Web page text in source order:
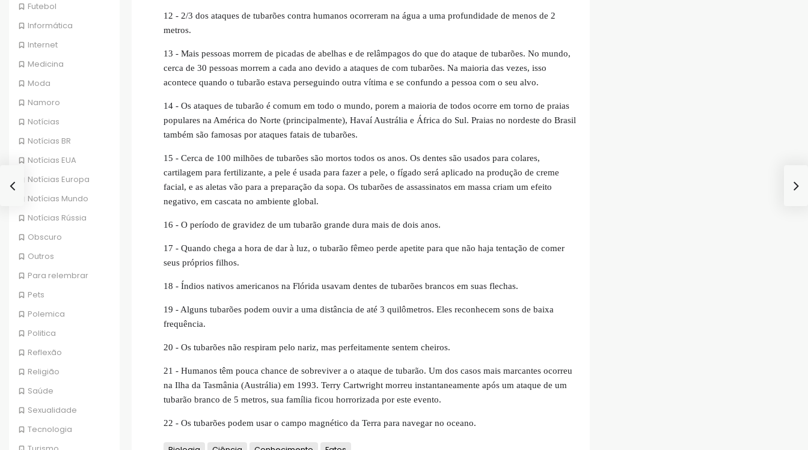
Futebol
Informática
Internet
Medicina
Moda
Namoro
Notícias
Notícias BR
Notícias EUA
Notícias Europa
Notícias Mundo
Notícias Rússia
Obscuro
Outros
Para relembrar
Pets
Polemica
Politica
Reflexão
Religião
Saúde
Sexualidade
Tecnologia
12 - 2/3 dos ataques de tubarões contra humanos ocorreram na água a uma profundidade de menos de 2
metros.
13 - Mais pessoas morrem de picadas de abelhas e de relâmpagos do que do ataque de tubarões. No mundo,
cerca de 30 pessoas morrem a cada ano devido a ataques de com tubarões. Na maioria das vezes, isso
acontece quando o tubarão estava perseguindo outra vítima e se confundo a pessoa com o seu alvo.
14 - Os ataques de tubarão é comum em todo o mundo, porem a maioria de todos ocorre em torno de praias
populares na América do Norte (principalmente), Havaí Austrália e África do Sul. Praias no nordeste do Brasil
também são famosas por ataques fatais de tubarões.
15 - Cerca de 100 milhões de tubarões são mortos todos os anos. Os dentes são usados ​​para colares,
cartilagem para fertilizante, a pele é usada para fazer a pele, o fígado será aplicado na produção de creme
facial, e as aletas vão para a preparação da sopa. Os tubarões de assassinatos em massa criam um efeito
negativo, em cascata no ambiente global.
16 - O período de gravidez de um tubarão grande dura mais de dois anos.
17 - Quando chega a hora de dar à luz, o tubarão fêmeo perde apetite para que não haja tentação de comer
seus próprios filhos.
18 - Índios nativos americanos na Flórida usavam dentes de tubarões brancos em suas flechas.
19 - Alguns tubarões podem ouvir a uma distância de até 3 quilômetros. Eles reconhecem sons de baixa
frequência.
20 - Os tubarões não respiram pelo nariz, mas perfeitamente sentem cheiros.
21 - Humanos têm pouca chance de sobreviver a o ataque de tubarão. Um dos casos mais marcantes ocorreu
na Ilha da Tasmânia (Austrália) em 1993. Terry Cartwright morreu instantaneamente após um ataque de um
tubarão branco de 5 metros, sua família ficou horrorizada por este evento.
22 - Os tubarões podem usar o campo magnético da Terra para navegar no oceano.